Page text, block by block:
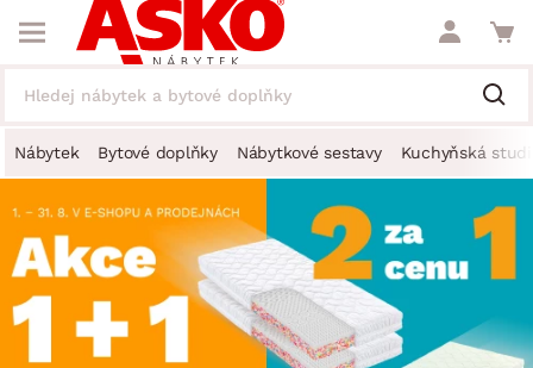
Nábytek Bytové doplňky Nábytkové sestavy Kuchyňská